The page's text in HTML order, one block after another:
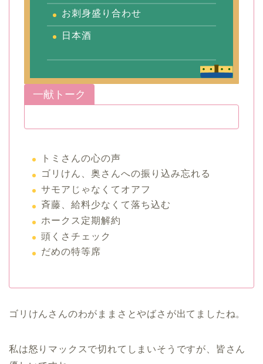
お刺身盛り合わせ
日本酒
一献トーク
トミさんの心の声
ゴリけん、奥さんへの振り込み忘れる
サモアじゃなくてオアフ
斉藤、給料少なくて落ち込む
ホークス定期解約
頭くさチェック
だめの特等席
ゴリけんさんのわがままさとやばさが出てましたね。
私は怒りマックスで切れてしまいそうですが、皆さん